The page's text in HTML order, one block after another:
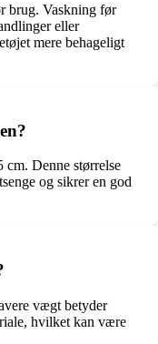
brug. Vaskning før
eller
mere behageligt
cm. Denne størrelse
og sikrer en god
vægt betyder
hvilket kan være